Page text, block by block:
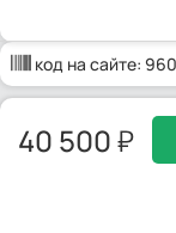
код на сайте:
40 500